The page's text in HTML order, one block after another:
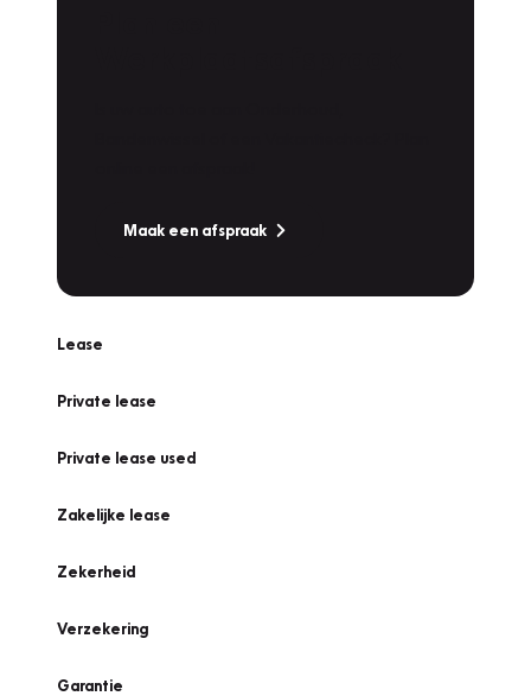
Maak een afspraak
Lease
Private lease
Private lease used
Zakelijke lease
Zekerheid
Verzekering
Garantie